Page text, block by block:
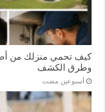
كيف تحمي منزلك من
وطرق الكشف
‏أسبوعين مضت